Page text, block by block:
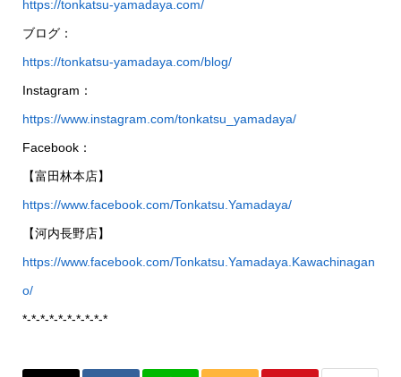
https://tonkatsu-yamadaya.com/
ブログ：
https://tonkatsu-yamadaya.com/blog/
Instagram：
https://www.instagram.com/tonkatsu_yamadaya/
Facebook：
【富田林本店】
https://www.facebook.com/Tonkatsu.Yamadaya/
【河内長野店】
https://www.facebook.com/Tonkatsu.Yamadaya.Kawachinagan
o/
*-*-*-*-*-*-*-*-*-*